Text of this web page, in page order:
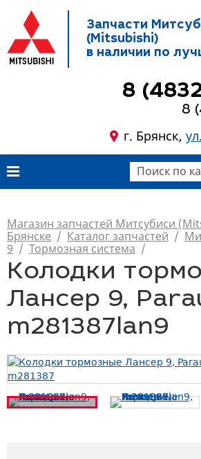
Запчасти
(Mitsubishi)
в наличии по
8
8
г. Брянск,
Магазин запчастей Митсубиси
Брянске / Каталог запчастей /
9 / Тормозная система /
Колодки
Лансер 9,
m281387lan9